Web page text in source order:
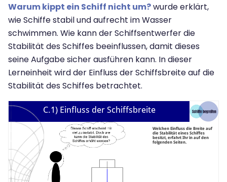
Warum kippt ein Schiff nicht um?wurde erklärt,
wie Schiffe stabil und aufrecht im Wasser
schwimmen. Wie kann der Schiffsentwerfer die
Stabilität des Schiffes beeinflussen, damit dieses
seine Aufgabe sicher ausführen kann. In dieser
Lerneinheit wird der Einfluss der Schiffsbreite auf die
Stabilität des Schiffes betrachtet.